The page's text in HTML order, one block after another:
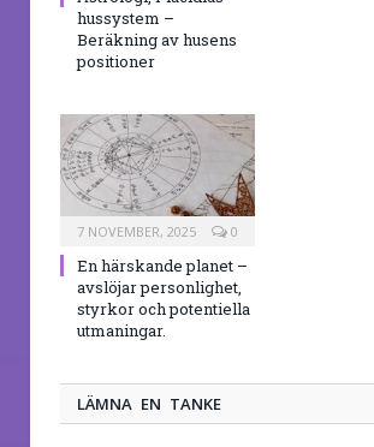
hussystem –
Beräkning av husens
positioner
7 NOVEMBER, 2025 0
En härskande planet –
avslöjar personlighet,
styrkor och potentiella
utmaningar.
LÄMNA EN TANKE